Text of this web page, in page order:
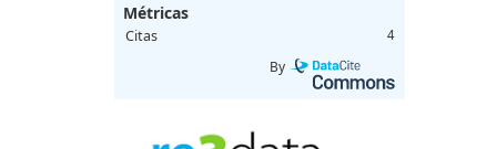
Métricas
Citas 4
By